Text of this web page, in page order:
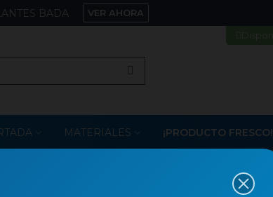
BADA
VER AHORA
MATERIALES ¡PRODUCTO FRESCO!